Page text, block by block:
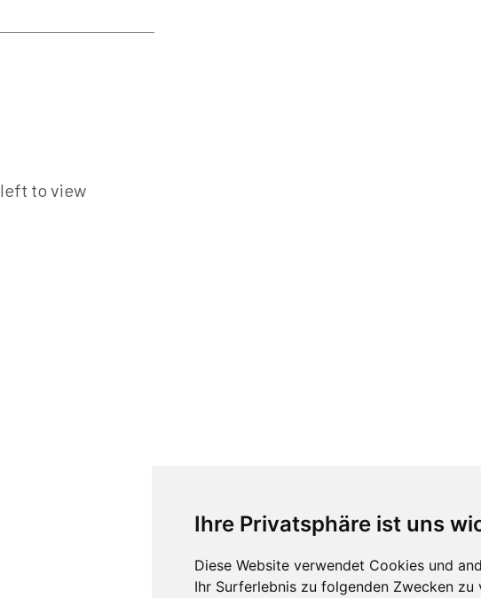
Ihre Privatsphäre ist uns
Diese Website verwendet Cookies und
Ihr Surferlebnis zu folgenden Zwecken zu
to view